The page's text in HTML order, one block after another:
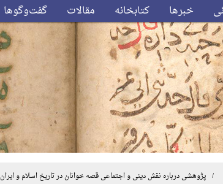
خبرها کتابخانه مقالات گفت‌وگوها
پژوهشی درباره نقش دینی و اجتماعی قصه خوانان در تاریخ اسلام و ایران